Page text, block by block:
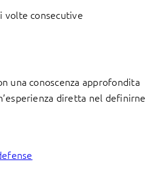
volte consecutive
una conoscenza approfondita
diretta nel definirne